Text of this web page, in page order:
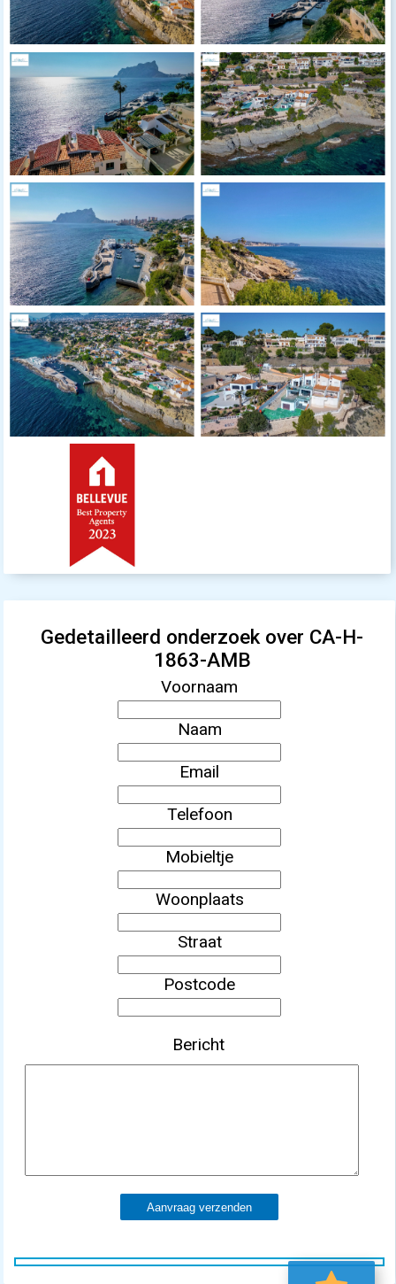
Gedetailleerd onderzoek over CA-H-
1863-AMB
Voornaam
Naam
Email
Telefoon
Mobieltje
Woonplaats
Straat
Postcode
Bericht
Aanvraag verzenden